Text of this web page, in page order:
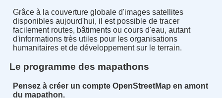
Grâce à la couverture globale d'images satellites
disponibles aujourd'hui, il est possible de tracer
facilement routes, bâtiments ou cours d'eau, autant
d'informations très utiles pour les organisations
humanitaires et de développement sur le terrain.
Le programme des mapathons
Pensez à créer un compte OpenStreetMap en amont
du mapathon.